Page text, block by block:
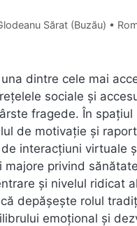
Sărat (Buzău) •
dintre cele mai
sociale și
fragede. În
de motivație și
interacțiuni virtuale
privind
și nivelul ridicat
depășește rolul
emoțional și